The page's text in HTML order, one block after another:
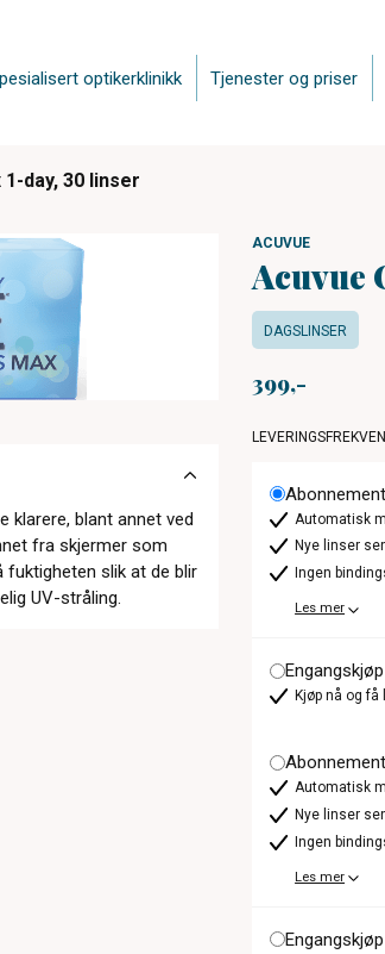
optikerklinikk Tjenester og priser
day, 30 linser
klarere, blant annet ved
fra skjermer som
fuktigheten slik at de blir
UV-stråling.
ACUVUE
Acuvue
DAGSLINSER
399
Abonnement
Automatisk
Nye linser
Ingen
Les mer
Engangskjøp
Kjøp nå og
Abonnement
Automatisk
Nye linser
Ingen
Les mer
Engangskjøp